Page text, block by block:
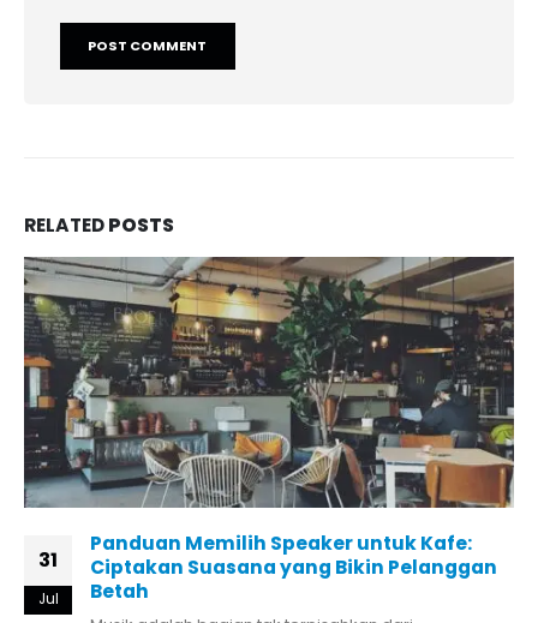
RELATEDPOSTS
31
Jul
Panduan Memilih Speaker untuk Kafe:
Ciptakan Suasana yang Bikin Pelanggan
Betah